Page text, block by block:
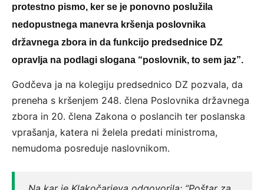
protestno pismo, ker se je ponovno poslužila
nedopustnega manevra kršenja poslovnika
državnega zbora in da funkcijo predsednice DZ
opravlja na podlagi slogana “poslovnik, to sem jaz”.
Godčeva ja na kolegiju predsednico DZ pozvala, da
preneha s kršenjem 248. člena Poslovnika državnega
zbora in 20. člena Zakona o poslancih ter poslanska
vprašanja, katera ni želela predati ministroma,
nemudoma posreduje naslovnikom.